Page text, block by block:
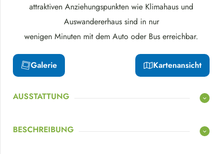
attraktiven Anziehungspunkten wie Klimahaus und
Auswandererhaus sind in nur
wenigen Minuten mit dem Auto oder Bus erreichbar.
Galerie Kartenansicht
AUSSTATTUNG
BESCHREIBUNG